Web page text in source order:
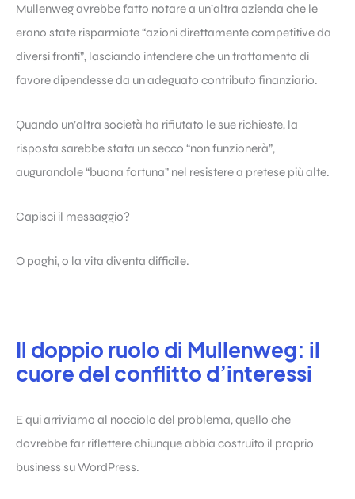
Mullenweg avrebbe fatto notare a un’altra azienda che le
erano state risparmiate “azioni direttamente competitive da
diversi fronti”, lasciando intendere che un trattamento di
favore dipendesse da un adeguato contributo finanziario.
Quando un’altra società ha rifiutato le sue richieste, la
risposta sarebbe stata un secco “non funzionerà”,
augurandole “buona fortuna” nel resistere a pretese più alte.
Capisci il messaggio?
O paghi, o la vita diventa difficile.
Il doppio ruolo di Mullenweg: il
cuore del conflitto d’interessi
E qui arriviamo al nocciolo del problema, quello che
dovrebbe far riflettere chiunque abbia costruito il proprio
business su WordPress.